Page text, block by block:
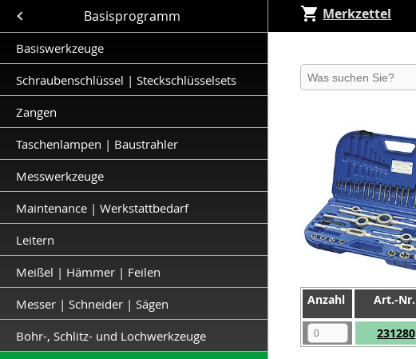
Close submenu (Basisprogramm )
Basisprogramm
Basiswerkzeuge
Schraubenschlüssel | Steckschlüsselsets
Zangen
Taschenlampen | Baustrahler
Messwerkzeuge
Maintenance | Werkstattbedarf
Leitern
Meißel | Hämmer | Feilen
Messer | Schneider | Sägen
Bohr-, Schlitz- und Lochwerkzeuge
Merkzettel
Produkt suchen
Anzahl Art.-Nr.
Anzahl
Art.-Nr.
231280
Anzahl